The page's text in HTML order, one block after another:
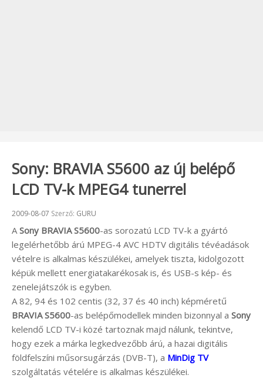
Sony: BRAVIA S5600 az új belépő
LCD TV-k MPEG4 tunerrel
Beküldve:
2009-08-07 Szerző: GURU
A Sony BRAVIA S5600-as sorozatú LCD TV-k a gyártó
legelérhetőbb árú MPEG-4 AVC HDTV digitális tévéadások
vételre is alkalmas készülékei, amelyek tiszta, kidolgozott
képük mellett energiatakarékosak is, és USB-s kép- és
zenelejátszók is egyben.
A 82, 94 és 102 centis (32, 37 és 40 inch) képméretű
BRAVIA S5600-as belépőmodellek minden bizonnyal a Sony
kelendő LCD TV-i közé tartoznak majd nálunk, tekintve,
hogy ezek a márka legkedvezőbb árú, a hazai digitális
földfelszíni műsorsugárzás (DVB-T), a MinDig TV
szolgáltatás vételére is alkalmas készülékei.